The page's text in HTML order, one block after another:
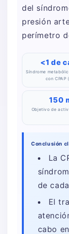
del
presión
perímetro
<1 de
Síndrome
con CPAP
150
Objetivo de
Conclusión
La
de
El
cabo